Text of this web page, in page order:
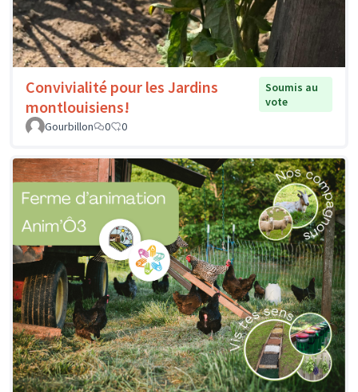
Convivialité pour les Jardins
montlouisiens!
Soumis au
vote
Gourbillon
0 0